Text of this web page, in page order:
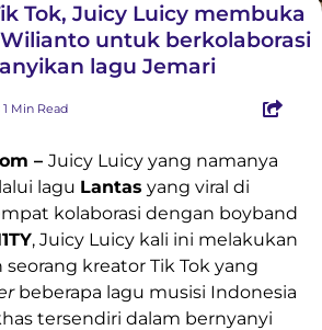
Tok, Juicy Luicy membuka
untuk berkolaborasi
lagu Jemari
1 Min Read
– Juicy Luicy yang namanya
lagu Lantas yang viral di
kolaborasi dengan boyband
, Juicy Luicy kali ini melakukan
kreator Tik Tok yang
beberapa lagu musisi Indonesia
tersendiri dalam bernyanyi